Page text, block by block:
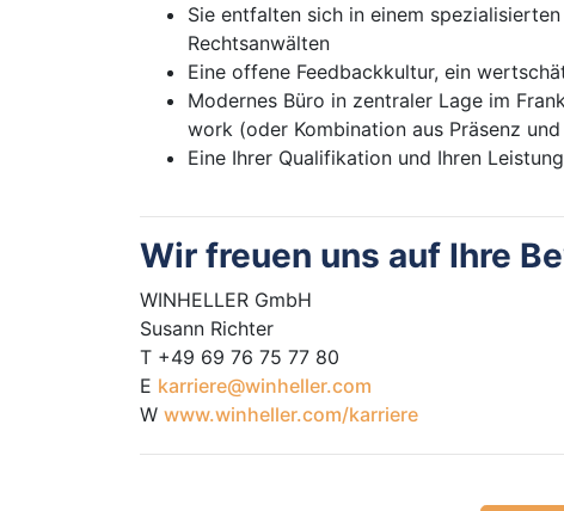
Sie entfalten sich in einem
Rechtsanwälten
Eine offene Feedbackkultur, ein
Modernes Büro in zentraler Lage im
work (oder Kombination aus Präsenz
Eine Ihrer Qualifikation und Ihren
Wir freuen uns auf Ihre
WINHELLER GmbH
Susann Richter
T +49 69 76 75 77 80
E karriere@winheller.com
W www.winheller.com/karriere